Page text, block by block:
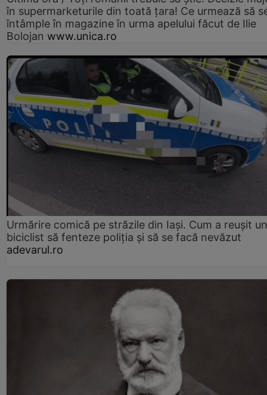
în supermarketurile din toată țara! Ce urmează să
întâmple în magazine în urma apelului făcut de Ilie
Bolojan www.unica.ro
Urmărire comică pe străzile din Iași. Cum a reușit un
biciclist să fenteze poliția și să se facă nevăzut
adevarul.ro